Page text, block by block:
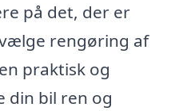
på det, der er
rengøring af
praktisk og
din bil ren og